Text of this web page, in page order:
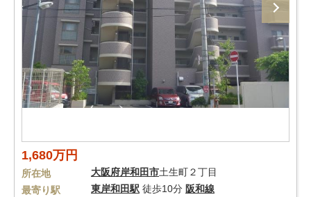
1,680万円
所在地 大阪府岸和田市土生町２丁目
最寄り駅
東岸和田駅 徒歩10分 阪和線